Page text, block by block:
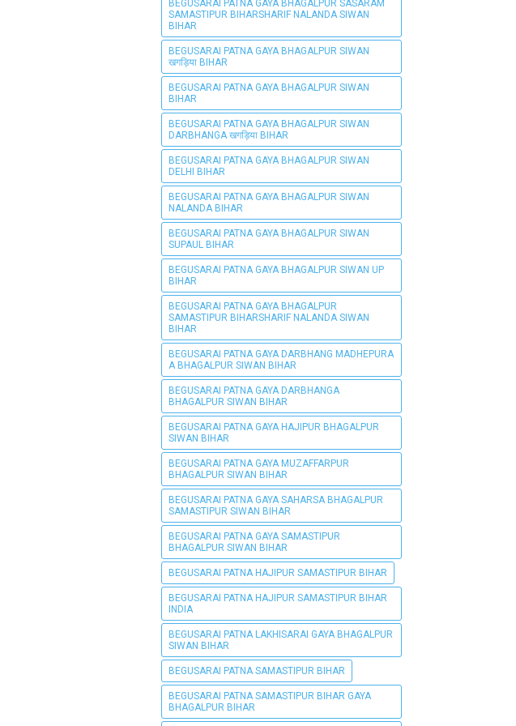
BEGUSARAI PATNA GAYA BHAGALPUR SASARAM
SAMASTIPUR BIHARSHARIF NALANDA SIWAN
BIHAR
BEGUSARAI PATNA GAYA BHAGALPUR SIWAN
खगड़िया BIHAR
BEGUSARAI PATNA GAYA BHAGALPUR SIWAN
BIHAR
BEGUSARAI PATNA GAYA BHAGALPUR SIWAN
DARBHANGA खगड़िया BIHAR
BEGUSARAI PATNA GAYA BHAGALPUR SIWAN
DELHI BIHAR
BEGUSARAI PATNA GAYA BHAGALPUR SIWAN
NALANDA BIHAR
BEGUSARAI PATNA GAYA BHAGALPUR SIWAN
SUPAUL BIHAR
BEGUSARAI PATNA GAYA BHAGALPUR SIWAN UP
BIHAR
BEGUSARAI PATNA GAYA BHAGALPUR
SAMASTIPUR BIHARSHARIF NALANDA SIWAN
BIHAR
BEGUSARAI PATNA GAYA DARBHANG MADHEPURA
A BHAGALPUR SIWAN BIHAR
BEGUSARAI PATNA GAYA DARBHANGA
BHAGALPUR SIWAN BIHAR
BEGUSARAI PATNA GAYA HAJIPUR BHAGALPUR
SIWAN BIHAR
BEGUSARAI PATNA GAYA MUZAFFARPUR
BHAGALPUR SIWAN BIHAR
BEGUSARAI PATNA GAYA SAHARSA BHAGALPUR
SAMASTIPUR SIWAN BIHAR
BEGUSARAI PATNA GAYA SAMASTIPUR
BHAGALPUR SIWAN BIHAR
BEGUSARAI PATNA HAJIPUR SAMASTIPUR BIHAR
BEGUSARAI PATNA HAJIPUR SAMASTIPUR BIHAR
INDIA
BEGUSARAI PATNA LAKHISARAI GAYA BHAGALPUR
SIWAN BIHAR
BEGUSARAI PATNA SAMASTIPUR BIHAR
BEGUSARAI PATNA SAMASTIPUR BIHAR GAYA
BHAGALPUR BIHAR